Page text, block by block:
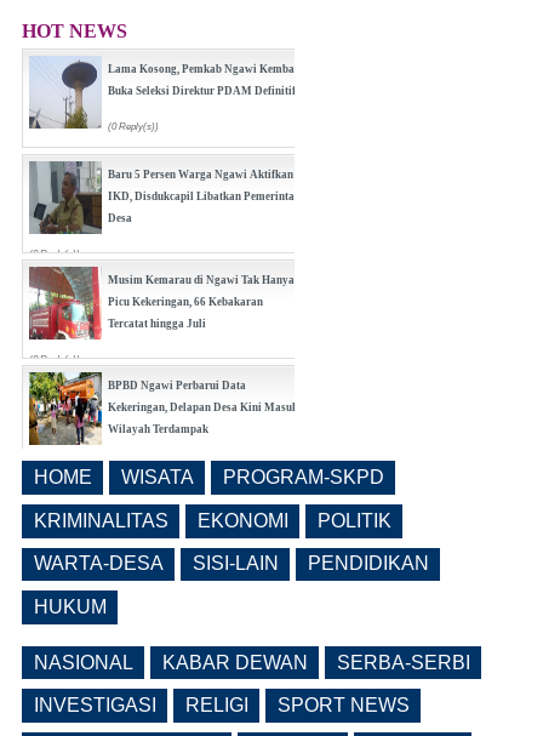
HOT NEWS
Lama Kosong, Pemkab Ngawi Kembali
Buka Seleksi Direktur PDAM Definitif
(0 Reply(s))
Baru 5 Persen Warga Ngawi Aktifkan
IKD, Disdukcapil Libatkan Pemerintah
Desa
(0 Reply(s))
Musim Kemarau di Ngawi Tak Hanya
Picu Kekeringan, 66 Kebakaran
Tercatat hingga Juli
(0 Reply(s))
BPBD Ngawi Perbarui Data
Kekeringan, Delapan Desa Kini Masuk
Wilayah Terdampak
Kesadaran Warga Melalui Rembug
(0 Reply(s))
HOME WISATA PROGRAM-SKPD
KRIMINALITAS EKONOMI POLITIK
WARTA-DESA SISI-LAIN PENDIDIKAN
HUKUM
NASIONAL KABAR DEWAN SERBA-SERBI
INVESTIGASI RELIGI SPORT NEWS